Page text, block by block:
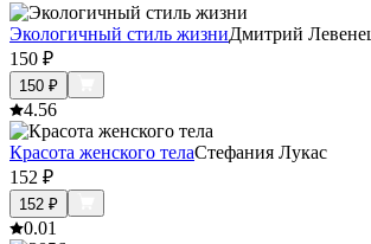
Экологичный стиль жизниДмитрий
150 ₽
150 ₽
4.56
Красота женского телаСтефания Лукас
152 ₽
152 ₽
0.01